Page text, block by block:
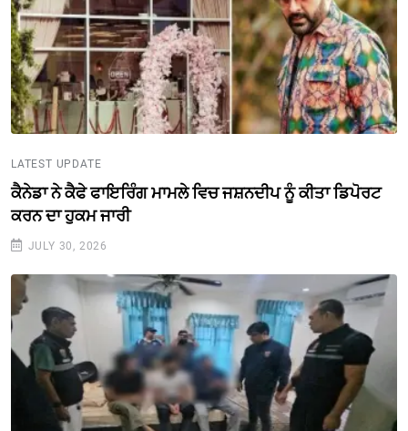
LATEST UPDATE
ਕੈਨੇਡਾ ਨੇ ਕੈਫੇ ਫਾਇਰਿੰਗ ਮਾਮਲੇ ਵਿਚ ਜਸ਼ਨਦੀਪ ਨੂੰ ਕੀਤਾ ਡਿਪੋਰਟ
ਕਰਨ ਦਾ ਹੁਕਮ ਜਾਰੀ
JULY 30, 2026